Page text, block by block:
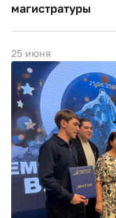
магистратуры
25 июня